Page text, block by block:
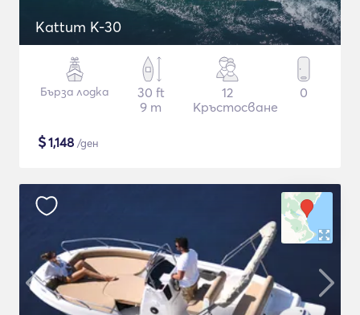
Kattum K-30
Бърза лодка
30 ft
9 m
12
Кръстосване
0
$1,148 /ден